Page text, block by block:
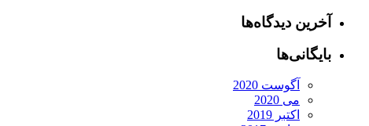
آخرین دیدگاه‌ها
بایگانی‌ها
آگوست 2020
می 2020
اکتبر 2019